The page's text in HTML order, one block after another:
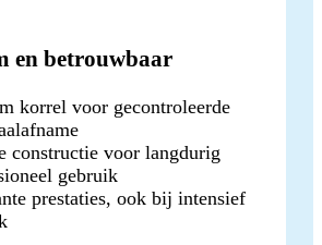
en betrouwbaar
korrel voor gecontroleerde
constructie voor langdurig
gebruik
prestaties, ook bij intensief